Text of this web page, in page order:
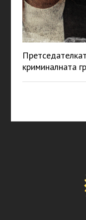
криминалната